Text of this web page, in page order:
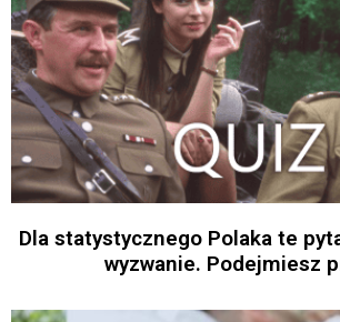
Dla statystycznego Polaka te
wyzwanie. Podejmiesz